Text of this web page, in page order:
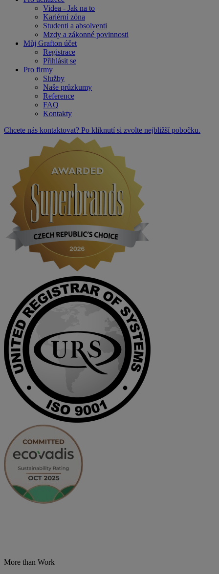
Videa - Jak na to
Kariérní zóna
Studenti a absolventi
Mzdy a zákonné povinnosti
Můj Grafton účet
Registrace
Přihlásit se
Pro firmy
Služby
Naše průzkumy
Reference
FAQ
Kontakty
Chcete nás kontaktovat? Po kliknutí si zvolte nejbližší pobočku.
More than Work